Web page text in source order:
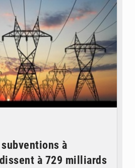
à
à 729 milliards